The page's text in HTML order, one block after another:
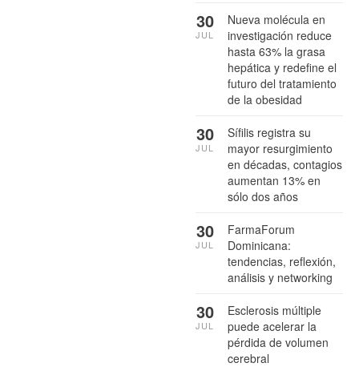
Nueva molécula en
investigación reduce
hasta 63% la grasa
hepática y redefine el
futuro del tratamiento
de la obesidad
30
JUL
Sífilis registra su
mayor resurgimiento
en décadas, contagios
aumentan 13% en
sólo dos años
30
JUL
FarmaForum
Dominicana:
tendencias, reflexión,
análisis y networking
30
JUL
Esclerosis múltiple
puede acelerar la
pérdida de volumen
cerebral
30
JUL